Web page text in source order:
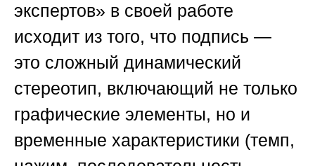
экспертов» в своей работе
исходит из того, что подпись —
это сложный динамический
стереотип, включающий не только
графические элементы, но и
временные характеристики (темп,